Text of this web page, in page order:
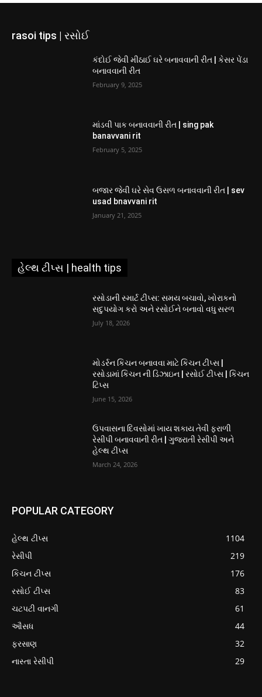
rasoi tips | રસોઈ
કંદોઈ જેવી મીઠાઈ ઘરે બનાવવાની રીત | કેસર પેંડા
બનાવવાની રીત
February 9, 2025
માંડવી પાક બનાવવાની રીત | sing pak
banavvani rit
February 5, 2025
બજાર જેવી ઘરે સેવ ઉસળ બનાવવાની રીત | sev
usad bnavvani rit
January 21, 2025
હેલ્થ ટીપ્સ | health tips
રસોડાની સ્માર્ટ ટીપ્સ: સમય બચાવો, ખોરાકનો
સદુપયોગ કરો અને રસોઈને બનાવો વધુ સરળ
July 18, 2026
મોડર્રન કિચન બનાવવા માટે કિચન ટીપ્સ |
રસોડામાં કિચન ની ડિઝાઇન | રસોઈ ટીપ્સ | કિચન
ટિપ્સ
June 15, 2026
ઉપવાસના દિવસોમાં ખાય શકાય તેવી ફરાળી
રેસીપી બનાવવાની રીત | ગુજરાતી રેસીપી અને
હેલ્થ ટીપ્સ
March 24, 2026
POPULAR CATEGORY
હેલ્થ ટીપ્સ
1104
રેસીપી
219
કિચન ટીપ્સ
176
રસોઈ ટીપ્સ
83
ચટપટી વાનગી
61
ઔસધ
44
ફરસાણ
32
નાસ્તા રેસીપી
29